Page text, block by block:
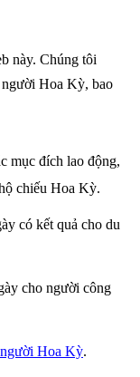
này. Chúng tôi
Hoa Kỳ, bao
mục đích lao động,
chiếu Hoa Kỳ.
có kết quả cho du
cho người công
Hoa Kỳ.